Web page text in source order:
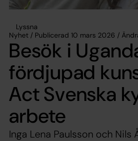
Lyssna
Nyhet / Publicerad 10 mars 2026 /
Besök i
fördjupad
Act Svenska
arbete
Inga Lena Paulsson och Nils